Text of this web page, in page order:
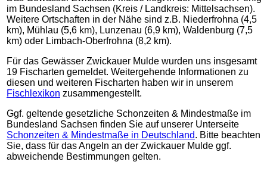
im Bundesland Sachsen (Kreis / Landkreis: Mittelsachsen).
Weitere Ortschaften in der Nähe sind z.B. Niederfrohna (4,5
km), Mühlau (5,6 km), Lunzenau (6,9 km), Waldenburg (7,5
km) oder Limbach-Oberfrohna (8,2 km).
Für das Gewässer Zwickauer Mulde wurden uns insgesamt
19 Fischarten gemeldet. Weitergehende Informationen zu
diesen und weiteren Fischarten haben wir in unserem
Fischlexikon zusammengestellt.
Ggf. geltende gesetzliche Schonzeiten & Mindestmaße im
Bundesland Sachsen finden Sie auf unserer Unterseite
Schonzeiten & Mindestmaße in Deutschland. Bitte beachten
Sie, dass für das Angeln an der Zwickauer Mulde ggf.
abweichende Bestimmungen gelten.